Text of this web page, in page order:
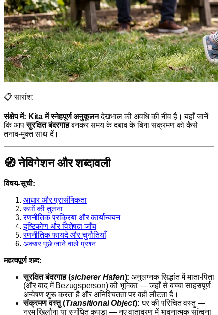
📋 सारांश:
संक्षेप में: Kita में स्नेहपूर्ण अनुकूलनदेखभाल की अवधि की नींव है। यहाँ जानें
कि आपसुरक्षित बंदरगाहबनकर समय के दबाव के बिना संक्रमण को कैसे
तनाव-मुक्त साथ दें।
🧭 नेविगेशन और शब्दावली
विषय-सूची:
आधार और प्रासंगिकता
रूपों की तुलना
रणनीतिक प्रक्रिया और कार्यान्वयन
दृष्टिकोण और विशेषज्ञ जाँच
रणनीतिक फायदे और चुनौतियाँ
अक्सर पूछे जाने वाले प्रश्न
महत्वपूर्ण शब्द:
सुरक्षित बंदरगाह (sicherer Hafen): अनुलग्नक सिद्धांत में माता-पिता
(और बाद में Bezugsperson) की भूमिका — जहाँ से बच्चा साहसपूर्ण
अन्वेषण शुरू करता है और अनिश्चितता पर वहीं लौटता है।
संक्रमण वस्तु (Transitional Object): घर की परिचित वस्तु —
नरम खिलौना या सुगंधित कपड़ा — नए वातावरण में भावनात्मक सांत्वना